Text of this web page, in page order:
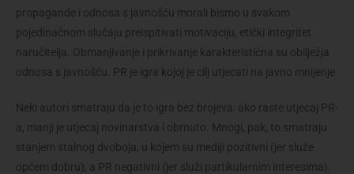
propagande i odnosa s javnošću morali bismo u svakom
pojedinačnom slučaju preispitivati motivaciju, etički integritet
naručitelja. Obmanjivanje i prikrivanje karakteristična su obilježja
odnosa s javnošću. PR je igra kojoj je cilj utjecati na javno mnijenje
Neki autori smatraju da je to igra bez brojeva: ako raste utjecaj PR-
a, manji je utjecaj novinarstva i obrnuto. Mnogi, pak, to smatraju
stanjem stalnog dvoboja, u kojem su mediji pozitivni (jer služe
općem dobru), a PR negativni (jer služi partikularnim interesima).